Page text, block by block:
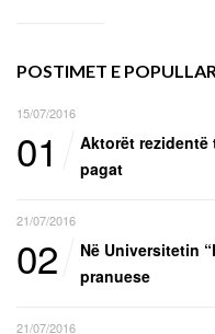
POSTIMET E
15/07/2016
01
Aktorët rezidentë
pagat
21/07/2016
02
Në Universitetin
pranuese
21/07/2016